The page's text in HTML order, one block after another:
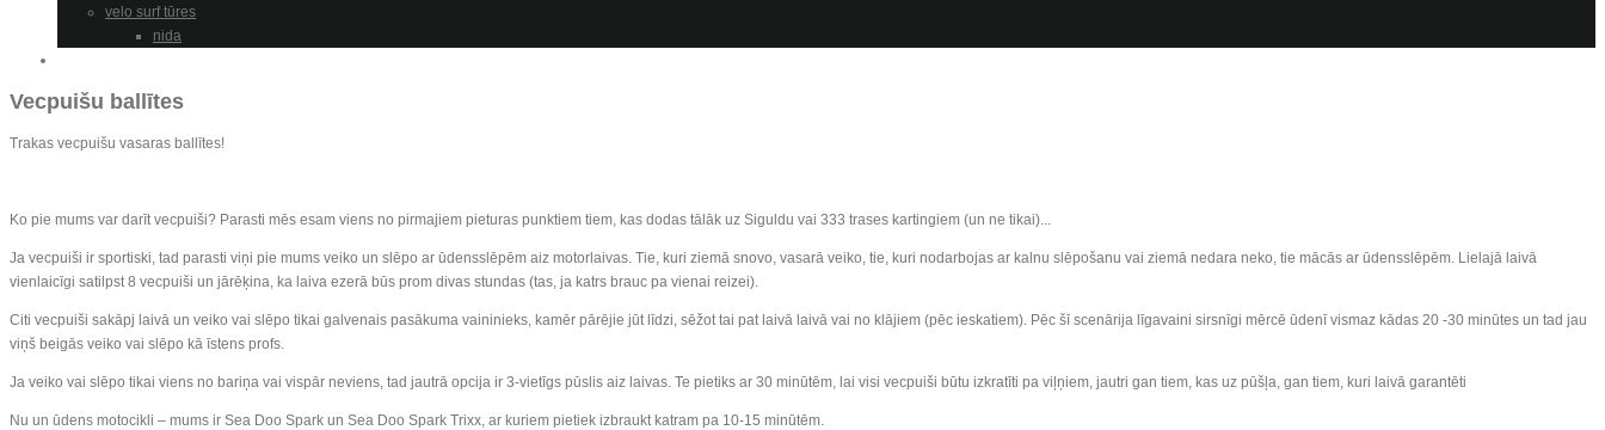
velo surf tūres
nida
Vecpuišu ballītes
Trakas vecpuišu vasaras ballītes!
Ko pie mums var darīt vecpuiši? Parasti mēs esam viens no pirmajiem pieturas punktiem tiem, kas dodas tālāk uz Siguldu vai 333 trases kartingiem (un ne tikai)...
Ja vecpuiši ir sportiski, tad parasti viņi pie mums veiko un slēpo ar ūdensslēpēm aiz motorlaivas. Tie, kuri ziemā snovo, vasarā veiko, tie, kuri nodarbojas ar kalnu slēpošanu vai ziemā nedara neko, tie mācās ar ūdensslēpēm. Lielajā laivā
vienlaicīgi satilpst 8 vecpuiši un jārēķina, ka laiva ezerā būs prom divas stundas (tas, ja katrs brauc pa vienai reizei).
Citi vecpuiši sakāpj laivā un veiko vai slēpo tikai galvenais pasākuma vaininieks, kamēr pārējie jūt līdzi, sēžot tai pat laivā laivā vai no klājiem (pēc ieskatiem). Pēc šī scenārija līgavaini sirsnīgi mērcē ūdenī vismaz kādas 20 -30 minūtes un tad jau
viņš beigās veiko vai slēpo kā īstens profs.
Ja veiko vai slēpo tikai viens no bariņa vai vispār neviens, tad jautrā opcija ir 3-vietīgs pūslis aiz laivas. Te pietiks ar 30 minūtēm, lai visi vecpuiši būtu izkratīti pa viļņiem, jautri gan tiem, kas uz pūšļa, gan tiem, kuri laivā garantēti
Nu un ūdens motocikli – mums ir Sea Doo Spark un Sea Doo Spark Trixx, ar kuriem pietiek izbraukt katram pa 10-15 minūtēm.